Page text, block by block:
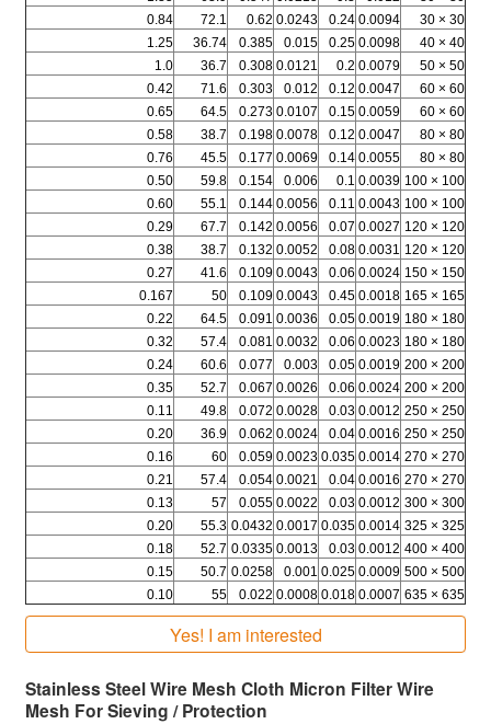
30 × 30
0.0094
0.24
0.0243
0.62
72.1
0.84
40 × 40
0.0098
0.25
0.015
0.385
36.74
1.25
50 × 50
0.0079
0.2
0.0121
0.308
36.7
1.0
60 × 60
0.0047
0.12
0.012
0.303
71.6
0.42
60 × 60
0.0059
0.15
0.0107
0.273
64.5
0.65
80 × 80
0.0047
0.12
0.0078
0.198
38.7
0.58
80 × 80
0.0055
0.14
0.0069
0.177
45.5
0.76
100 × 100
0.0039
0.1
0.006
0.154
59.8
0.50
100 × 100
0.0043
0.11
0.0056
0.144
55.1
0.60
120 × 120
0.0027
0.07
0.0056
0.142
67.7
0.29
120 × 120
0.0031
0.08
0.0052
0.132
38.7
0.38
150 × 150
0.0024
0.06
0.0043
0.109
41.6
0.27
165 × 165
0.0018
0.45
0.0043
0.109
50
0.167
180 × 180
0.0019
0.05
0.0036
0.091
64.5
0.22
180 × 180
0.0023
0.06
0.0032
0.081
57.4
0.32
200 × 200
0.0019
0.05
0.003
0.077
60.6
0.24
200 × 200
0.0024
0.06
0.0026
0.067
52.7
0.35
250 × 250
0.0012
0.03
0.0028
0.072
49.8
0.11
250 × 250
0.0016
0.04
0.0024
0.062
36.9
0.20
270 × 270
0.0014
0.035
0.0023
0.059
60
0.16
270 × 270
0.0016
0.04
0.0021
0.054
57.4
0.21
300 × 300
0.0012
0.03
0.0022
0.055
57
0.13
325 × 325
0.0014
0.035
0.0017
0.0432
55.3
0.20
400 × 400
0.0012
0.03
0.0013
0.0335
52.7
0.18
500 × 500
0.0009
0.025
0.001
0.0258
50.7
0.15
635 × 635
0.0007
0.018
0.0008
0.022
55
0.10
Yes! I am interested
Stainless Steel Wire Mesh Cloth Micron Filter Wire
Mesh For Sieving / Protection